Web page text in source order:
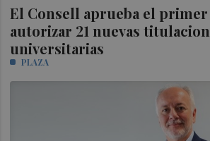
El Consell aprueba el
autorizar 21 nuevas
universitarias
PLAZA